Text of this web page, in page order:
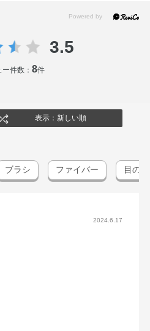
3.5
ー件数：8件
表示：新しい順
ブラシ ファイバー 目の下
2024.6.17